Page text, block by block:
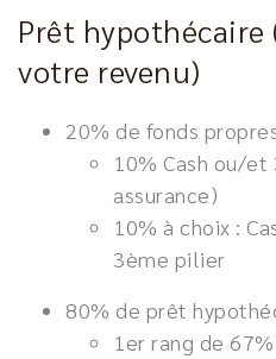
Prêt hypothécaire
votre revenu)
20% de fonds
10% Cash ou/
assurance)
10% à choix :
3ème pilier
80% de prêt
1er rang de